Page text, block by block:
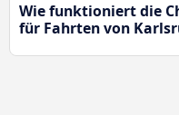
Wie funktioniert die
für Fahrten von